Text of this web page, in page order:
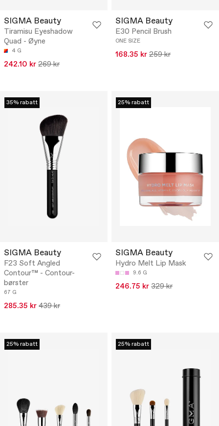
SIGMA Beauty
Tiramisu Eyeshadow
Quad - Øyne
4 G
242.10 kr 269 kr
SIGMA Beauty
E30 Pencil Brush
ONE SIZE
168.35 kr 259 kr
35% rabatt
SIGMA Beauty
F23 Soft Angled
Contour™ - Contour-
børster
67 G
285.35 kr 439 kr
25% rabatt
SIGMA Beauty
Hydro Melt Lip Mask
9.6 G
246.75 kr 329 kr
25% rabatt 25% rabatt